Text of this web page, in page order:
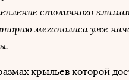
столичного
мегаполиса уже
крыльев которой